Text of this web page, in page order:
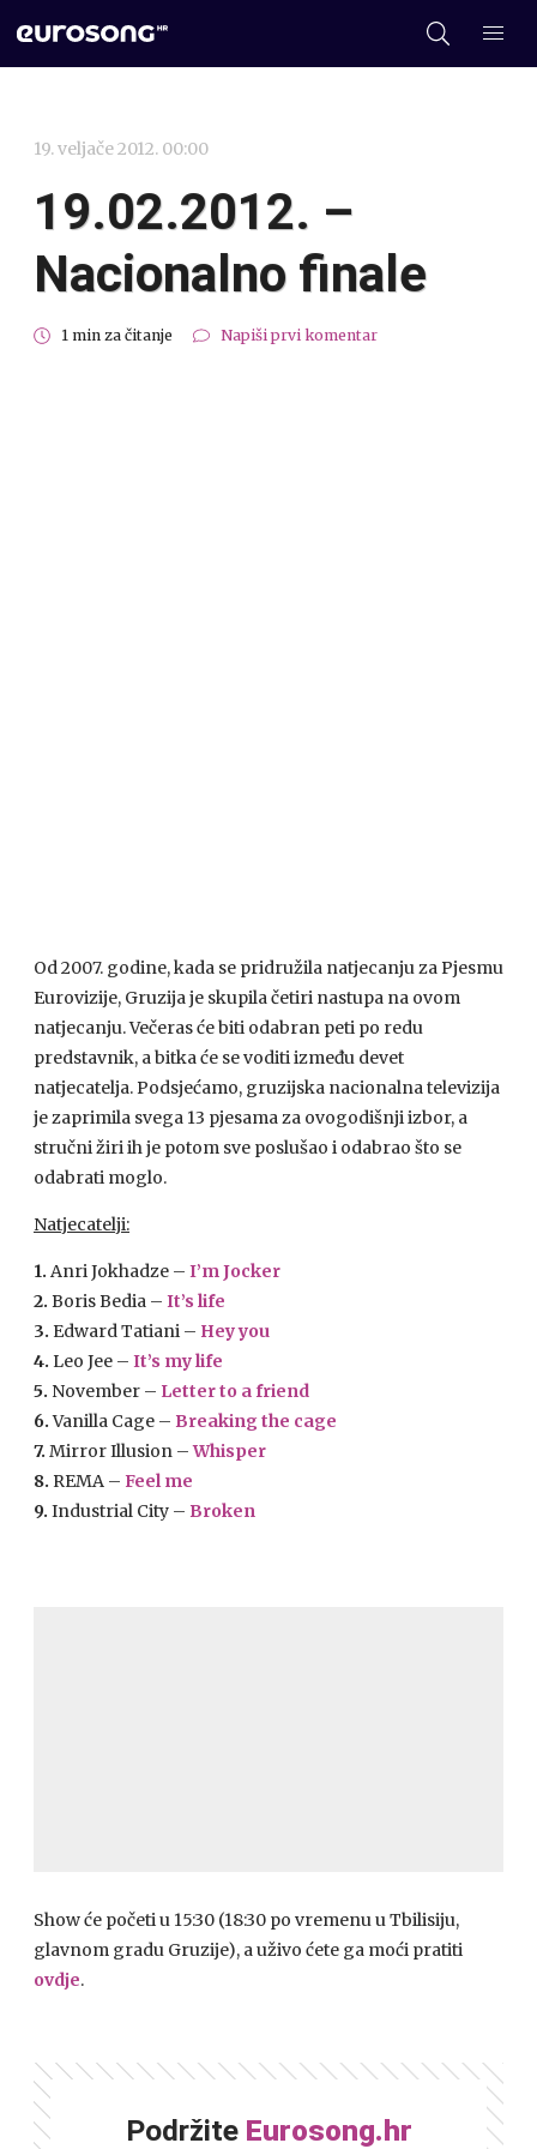
19. veljače 2012. 00:00
19.02.2012. –
Nacionalno finale
1 min za čitanje Napiši prvi komentar
Od 2007. godine, kada se pridružila natjecanju za Pjesmu
Eurovizije, Gruzija je skupila četiri nastupa na ovom
natjecanju. Večeras će biti odabran peti po redu
predstavnik, a bitka će se voditi između devet
natjecatelja. Podsjećamo, gruzijska nacionalna televizija
je zaprimila svega 13 pjesama za ovogodišnji izbor, a
stručni žiri ih je potom sve poslušao i odabrao što se
odabrati moglo.
Natjecatelji:
1. Anri Jokhadze – I’m Jocker
2. Boris Bedia – It’s life
3. Edward Tatiani – Hey you
4. Leo Jee – It’s my life
5. November – Letter to a friend
6.Vanilla Cage – Breaking the cage
7. Mirror Illusion –Whisper
8. REMA – Feel me
9. Industrial City – Broken
Show će početi u 15:30 (18:30 po vremenu u Tbilisiju,
glavnom gradu Gruzije), a uživo ćete ga moći pratiti
ovdje.
Podržite Eurosong.hr